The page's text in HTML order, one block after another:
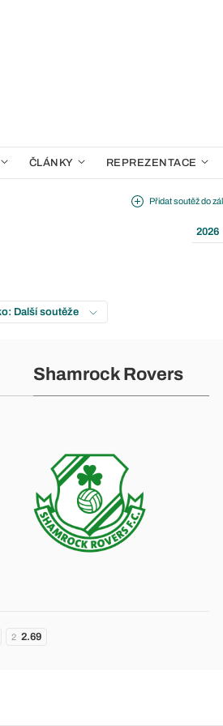
ČLÁNKY REPREZENTACE
Přidat soutěž do
2026
Další soutěže
Shamrock Rovers
2 2.69